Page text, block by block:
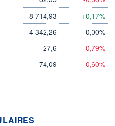
8 714,93 +0,17%
4 342,26 0,00%
27,6 -0,79%
74,09 -0,60%